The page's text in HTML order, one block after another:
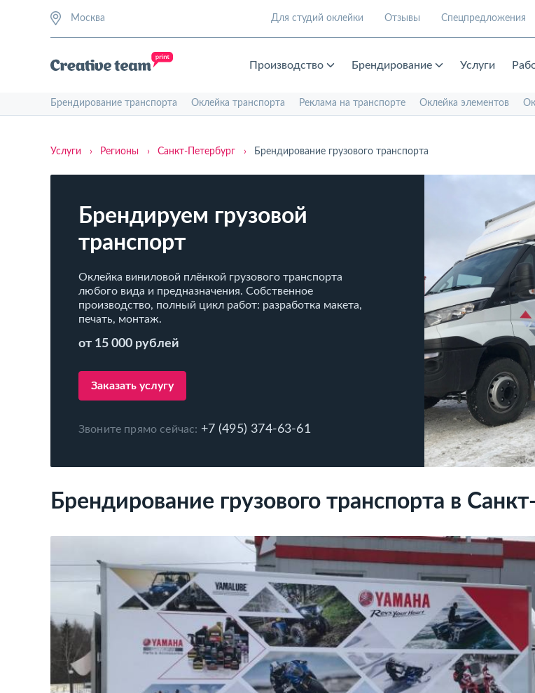
Москва Для студий оклейки Отзывы Спецпредложения
Производство Брендирование Услуги
Брендирование транспорта Оклейка транспорта Реклама на транспорте Оклейка элементов
Услуги › Регионы › Санкт-Петербург › Брендирование грузового транспорта
Брендируем грузовой
транспорт
Оклейка виниловой плёнкой грузового транспорта
любого вида и предназначения. Собственное
производство, полный цикл работ: разработка макета,
печать, монтаж.
от 15 000 рублей
Заказать услугу
Звоните прямо сейчас: +7 (495) 374-63-61
Брендирование грузового транспорта в